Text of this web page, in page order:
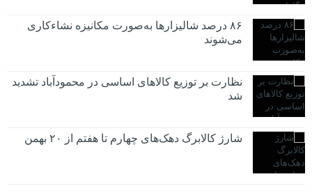
۸۶ درصد شالیزارها به‌صورت مکانیزه نشاءکاری
می‌شوند
نظارت بر توزیع کالا‌های اساسی در محمودآباد تشدید
شد
شارژ کالابرگ دهک‌های چهارم تا هفتم از ۲۰ بهمن